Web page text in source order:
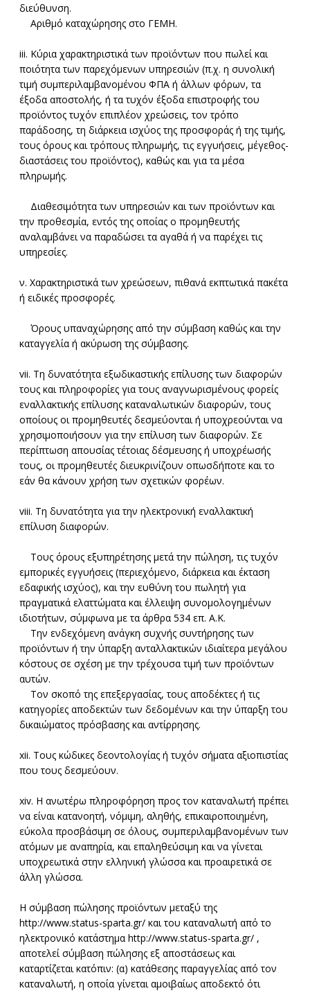
διεύθυνση.
Αριθμό καταχώρησης στο ΓΕΜΗ.
iii. Κύρια χαρακτηριστικά των προϊόντων που πωλεί και
ποιότητα των παρεχόμενων υπηρεσιών (π.χ. η συνολική
τιμή συμπεριλαμβανομένου ΦΠΑ ή άλλων φόρων, τα
έξοδα αποστολής, ή τα τυχόν έξοδα επιστροφής του
προϊόντος τυχόν επιπλέον χρεώσεις, τον τρόπο
παράδοσης, τη διάρκεια ισχύος της προσφοράς ή της τιμής,
τους όρους και τρόπους πληρωμής, τις εγγυήσεις, μέγεθος-
διαστάσεις του προϊόντος), καθώς και για τα μέσα
πληρωμής.
Διαθεσιμότητα των υπηρεσιών και των προϊόντων και
την προθεσμία, εντός της οποίας ο προμηθευτής
αναλαμβάνει να παραδώσει τα αγαθά ή να παρέχει τις
υπηρεσίες.
ν. Χαρακτηριστικά των χρεώσεων, πιθανά εκπτωτικά πακέτα
ή ειδικές προσφορές.
Όρους υπαναχώρησης από την σύμβαση καθώς και την
καταγγελία ή ακύρωση της σύμβασης.
vii. Τη δυνατότητα εξωδικαστικής επίλυσης των διαφορών
τους και πληροφορίες για τους αναγνωρισμένους φορείς
εναλλακτικής επίλυσης καταναλωτικών διαφορών, τους
οποίους οι προμηθευτές δεσμεύονται ή υποχρεούνται να
χρησιμοποιήσουν για την επίλυση των διαφορών. Σε
περίπτωση απουσίας τέτοιας δέσμευσης ή υποχρέωσής
τους, οι προμηθευτές διευκρινίζουν οπωσδήποτε και το
εάν θα κάνουν χρήση των σχετικών φορέων.
viii. Τη δυνατότητα για την ηλεκτρονική εναλλακτική
επίλυση διαφορών.
Τους όρους εξυπηρέτησης μετά την πώληση, τις τυχόν
εμπορικές εγγυήσεις (περιεχόμενο, διάρκεια και έκταση
εδαφικής ισχύος), και την ευθύνη του πωλητή για
πραγματικά ελαττώματα και έλλειψη συνομολογημένων
ιδιοτήτων, σύμφωνα με τα άρθρα 534 επ. Α.Κ.
Την ενδεχόμενη ανάγκη συχνής συντήρησης των
προϊόντων ή την ύπαρξη ανταλλακτικών ιδιαίτερα μεγάλου
κόστους σε σχέση με την τρέχουσα τιμή των προϊόντων
αυτών.
Τον σκοπό της επεξεργασίας, τους αποδέκτες ή τις
κατηγορίες αποδεκτών των δεδομένων και την ύπαρξη του
δικαιώματος πρόσβασης και αντίρρησης.
xii. Τους κώδικες δεοντολογίας ή τυχόν σήματα αξιοπιστίας
που τους δεσμεύουν.
xiv. Η ανωτέρω πληροφόρηση προς τον καταναλωτή πρέπει
να είναι κατανοητή, νόμιμη, αληθής, επικαιροποιημένη,
εύκολα προσβάσιμη σε όλους, συμπεριλαμβανομένων των
ατόμων με αναπηρία, και επαληθεύσιμη και να γίνεται
υποχρεωτικά στην ελληνική γλώσσα και προαιρετικά σε
άλλη γλώσσα.
Η σύμβαση πώλησης προϊόντων μεταξύ της
http://www.status-sparta.gr/ και του καταναλωτή από το
ηλεκτρονικό κατάστημα http://www.status-sparta.gr/ ,
αποτελεί σύμβαση πώλησης εξ αποστάσεως και
καταρτίζεται κατόπιν: (α) κατάθεσης παραγγελίας από τον
καταναλωτή, η οποία γίνεται αμοιβαίως αποδεκτό ότι